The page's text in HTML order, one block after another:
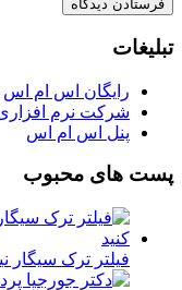
تبلیغات
رایگان اس ام اس
شرکت نرم افزاری
پنل اس ام اس
پست های محبوب
فیلتر ترک سیگار